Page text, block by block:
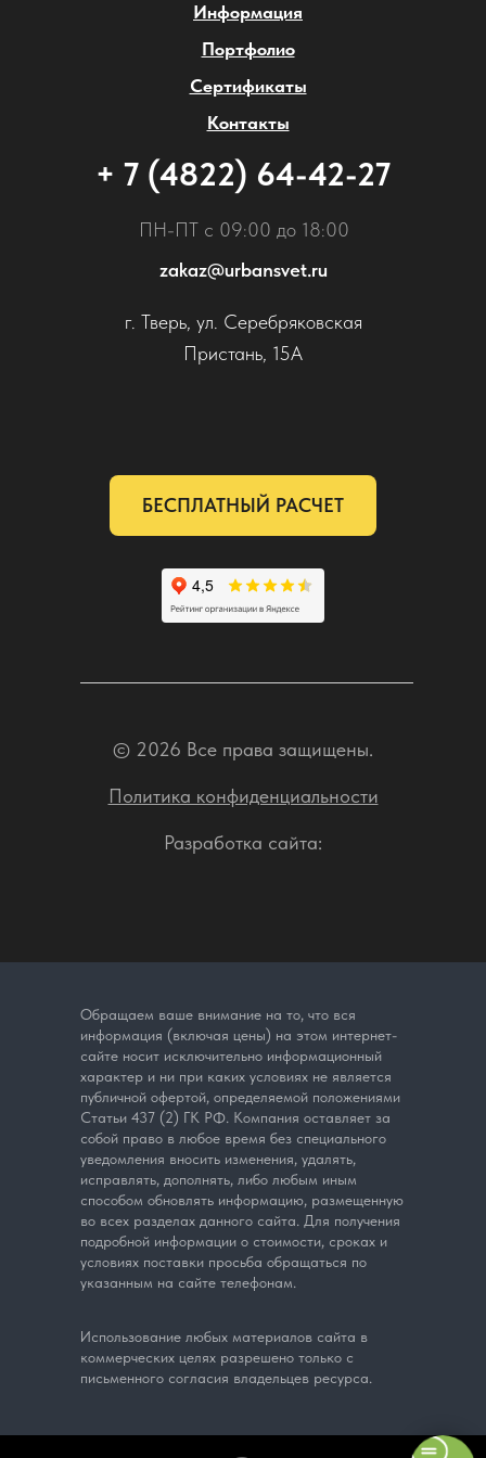
Информация
Портфолио
Сертификаты
Контакты
ПН-ПТ с 09:00 до 18:00
г. Тверь, ул. Серебряковская
Пристань, 15А
БЕСПЛАТНЫЙ РАСЧЕТ
© 2026 Все права защищены.
Разработка сайта:
Политика конфиденциальности
+ 7 (4822) 64-42-27
zakaz@urbansvet.ru
Обращаем ваше внимание на то, что вся
информация (включая цены) на этом интернет-
сайте носит исключительно информационный
характер и ни при каких условиях не является
публичной офертой, определяемой положениями
Статьи 437 (2) ГК РФ. Компания оставляет за
собой право в любое время без специального
уведомления вносить изменения, удалять,
исправлять, дополнять, либо любым иным
способом обновлять информацию, размещенную
во всех разделах данного сайта. Для получения
подробной информации о стоимости, сроках и
условиях поставки просьба обращаться по
указанным на сайте телефонам.
Использование любых материалов сайта в
коммерческих целях разрешено только с
письменного согласия владельцев ресурса.